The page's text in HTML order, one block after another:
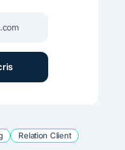
Relation Client